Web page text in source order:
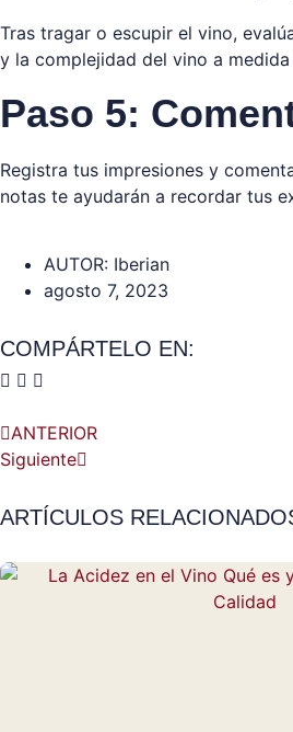
Tras tragar o escupir el vino,
y la complejidad del vino a
Paso 5:
Registra tus impresiones y
notas te ayudarán a recordar tus
AUTOR: Iberian
agosto 7, 2023
COMPÁRTELO EN:
ANTERIOR
Siguiente
ARTÍCULOS